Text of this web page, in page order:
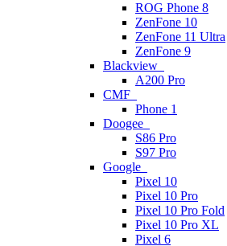
ROG Phone 8
ZenFone 10
ZenFone 11 Ultra
ZenFone 9
Blackview
A200 Pro
CMF
Phone 1
Doogee
S86 Pro
S97 Pro
Google
Pixel 10
Pixel 10 Pro
Pixel 10 Pro Fold
Pixel 10 Pro XL
Pixel 6